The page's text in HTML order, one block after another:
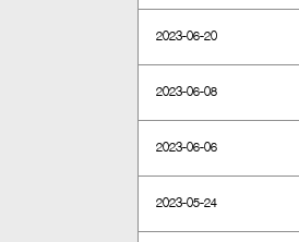
2023-06-20
2023-06-08
2023-06-06
2023-05-24